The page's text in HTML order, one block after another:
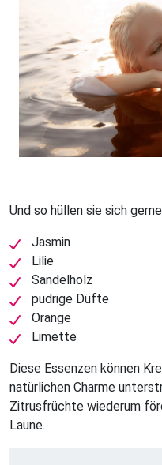
Und so hüllen sie sich
Jasmin
Lilie
Sandelholz
pudrige Düfte
Orange
Limette
Diese Essenzen können
natürlichen Charme
Zitrusfrüchte wiederum
Laune.